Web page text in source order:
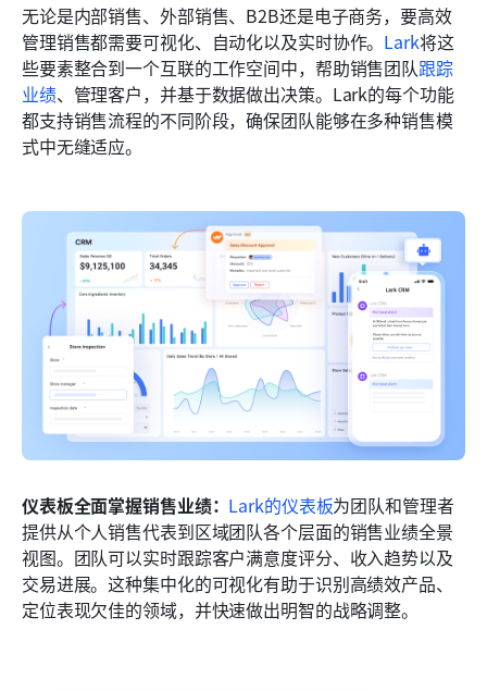
无论是内部销售、外部销售、B2B还是电子商务，要高效
管理销售都需要可视化、自动化以及实时协作。 Lark将这
些要素整合到一个互联的工作空间中，帮助销售团队跟踪
业绩、管理客户，并基于数据做出决策。Lark的每个功能
都支持销售流程的不同阶段，确保团队能够在多种销售模
式中无缝适应。
仪表板全面掌握销售业绩： Lark的仪表板为团队和管理者
提供从个人销售代表到区域团队各个层面的销售业绩全景
视图。团队可以实时跟踪客户满意度评分、收入趋势以及
交易进展。这种集中化的可视化有助于识别高绩效产品、
定位表现欠佳的领域，并快速做出明智的战略调整。